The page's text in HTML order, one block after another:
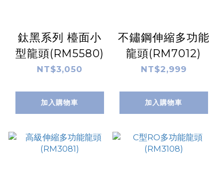
鈦黑系列 檯面小
型龍頭(RM5580)
NT$3,050
加入購物車
不鏽鋼伸縮多功能
龍頭(RM7012)
NT$2,999
加入購物車